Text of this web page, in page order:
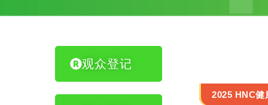
观众登记
2025 HNC健